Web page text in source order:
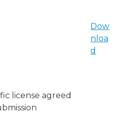
license agreed
Dow
nloa
d